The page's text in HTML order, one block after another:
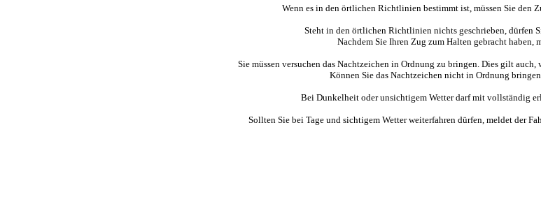
Wenn es in den örtlichen Richtlinien bestimmt ist, müssen Sie den
Steht in den örtlichen Richtlinien nichts geschrieben, dürfen
Nachdem Sie Ihren Zug zum Halten gebracht haben,
Sie müssen versuchen das Nachtzeichen in Ordnung zu bringen. Dies gilt
Können Sie das Nachtzeichen nicht in Ordnung
Bei Dunkelheit oder unsichtigem Wetter darf mit vollständig
Sollten Sie bei Tage und sichtigem Wetter weiterfahren dürfen, meldet der